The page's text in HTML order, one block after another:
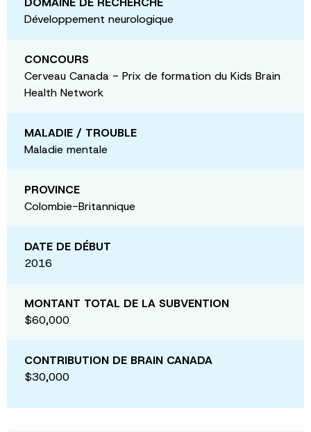
Développement neurologique
CONCOURS
Cerveau Canada - Prix de formation du Kids Brain
Health Network
MALADIE / TROUBLE
Maladie mentale
PROVINCE
Colombie-Britannique
DATE DE DÉBUT
2016
MONTANT TOTAL DE LA SUBVENTION
$60,000
CONTRIBUTION DE BRAIN CANADA
$30,000